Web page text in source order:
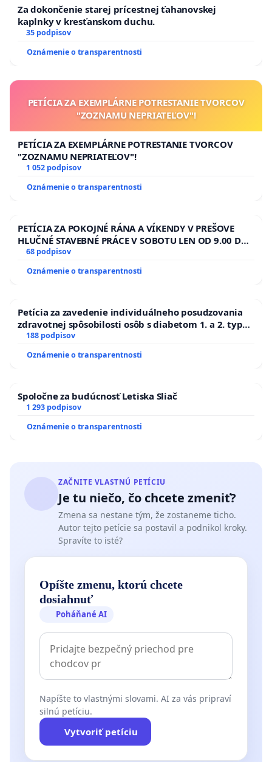
Za dokončenie starej prícestnej ťahanovskej
kaplnky v kresťanskom duchu.
35 podpisov
Oznámenie o transparentnosti
PETÍCIA ZA EXEMPLÁRNE POTRESTANIE TVORCOV
"ZOZNAMU NEPRIATEĽOV"!
PETÍCIA ZA EXEMPLÁRNE POTRESTANIE TVORCOV
"ZOZNAMU NEPRIATEĽOV"!
1 052 podpisov
Oznámenie o transparentnosti
PETÍCIA ZA POKOJNÉ RÁNA A VÍKENDY V PREŠOVE
HLUČNÉ STAVEBNÉ PRÁCE V SOBOTU LEN OD 9.00 DO
13.00 HOD., CEZ PRACOVNÝ TÝŽDEŇ CIEĽ 8.00 – 18.00
ĎUMBIERSKEJ/MAGU
68 podpisov
Oznámenie o transparentnosti
Petícia za zavedenie individuálneho posudzovania
zdravotnej spôsobilosti osôb s diabetom 1. a 2. typu
pri prijímaní do Policajného zboru SR
188 podpisov
Oznámenie o transparentnosti
Spoločne za budúcnosť Letiska Sliač
1 293 podpisov
Oznámenie o transparentnosti
ZAČNITE VLASTNÚ PETÍCIU
Je tu niečo, čo chcete zmeniť?
Zmena sa nestane tým, že zostaneme ticho.
Autor tejto petície sa postavil a podnikol kroky.
Spravíte to isté?
Opíšte zmenu, ktorú chcete
dosiahnuť
Poháňané AI
Napíšte to vlastnými slovami. AI za vás pripraví
silnú petíciu.
Vytvoriť petíciu